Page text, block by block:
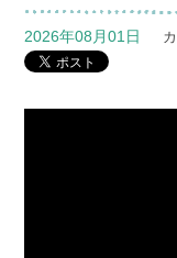
2026年08月01日